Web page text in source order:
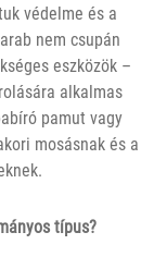
védelme és a
nem csupán
eszközök –
alkalmas
pamut vagy
mosásnak és a
típus?